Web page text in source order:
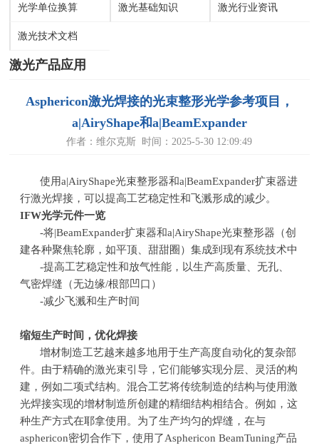
光学单位换算 激光基础知识 激光行业资讯
激光技术文档
激光产品应用
Asphericon激光焊接的光束整形光学参考项目，
a|AiryShape和a|BeamExpander
作者：维尔克斯 时间：2025-5-30 12:09:49
使用a|AiryShape光束整形器和a|BeamExpander扩束器进
行激光焊接，可以提高工艺稳定性和飞溅形成的减少。
IFW光学元件一览
-将|BeamExpander扩束器和a|AiryShape光束整形器（创
建各种聚焦轮廓，如平顶、甜甜圈）集成到现有系统技术中
-提高工艺稳定性和放气性能，以生产高质量、无孔、
气密焊缝（无边缘/根部凹口）
-减少飞溅和生产时间
缩短生产时间，优化焊接
增材制造工艺越来越多地用于生产高度自动化的复杂部
件。由于精确的激光束引导，它们能够实现分层、灵活的构
建，例如二项式结构。混合工艺将传统制造的结构与使用激
光焊接实现的增材制造所创建的精细结构相结合。例如，这
种生产方式在耶拿使用。为了生产均匀的焊缝，在与
asphericon密切合作下，使用了Asphericon BeamTuning产品